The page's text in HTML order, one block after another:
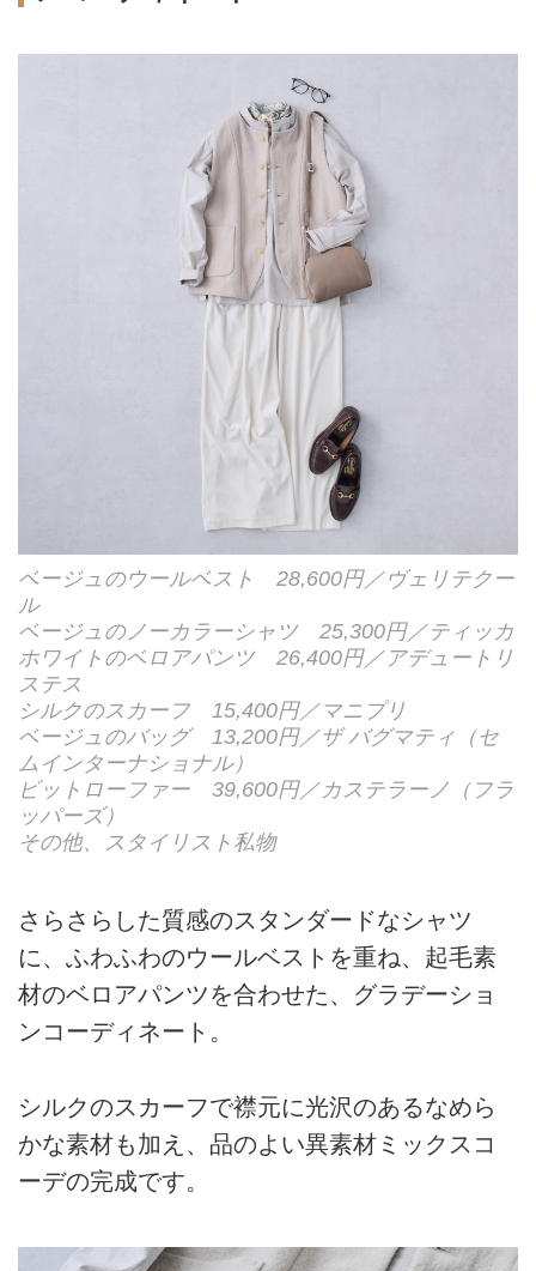
ベージュのウールベスト 28,600円／ヴェリテクー
ル
ベージュのノーカラーシャツ 25,300円／ティッカ
ホワイトのベロアパンツ 26,400円／アデュートリ
ステス
シルクのスカーフ 15,400円／マニプリ
ベージュのバッグ 13,200円／ザ バグマティ（セ
ムインターナショナル）
ビットローファー 39,600円／カステラーノ（フラ
ッパーズ）
その他、スタイリスト私物
さらさらした質感のスタンダードなシャツ
に、ふわふわのウールベストを重ね、起毛素
材のベロアパンツを合わせた、グラデーショ
ンコーディネート。
シルクのスカーフで襟元に光沢のあるなめら
かな素材も加え、品のよい異素材ミックスコ
ーデの完成です。